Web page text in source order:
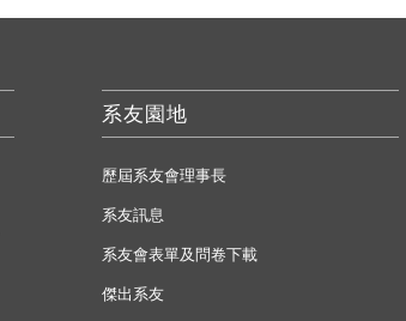
系友園地
歷屆系友會理事長
系友訊息
系友會表單及問卷下載
傑出系友